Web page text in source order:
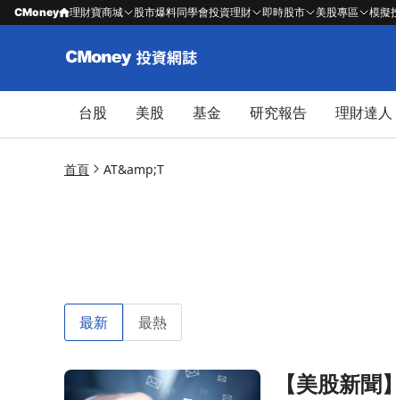
CMoney 理財寶商城 股市爆料同學會投資理財 即時股市 美股專區 模擬
台股 美股 基金 研究報告 理財達人
首頁 AT&amp;T
最新 最熱
前往【美股新聞】AT&T、Verizon 等電信商提高價
【美股新